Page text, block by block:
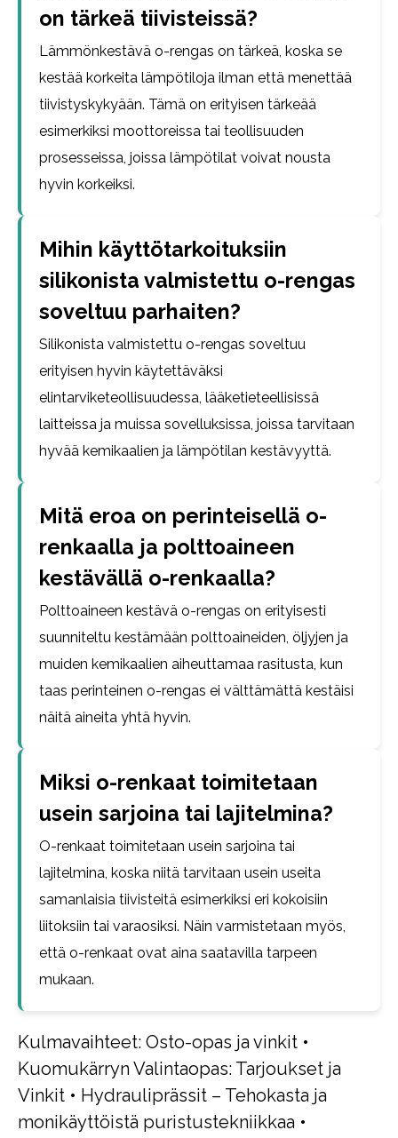
on tärkeä tiivisteissä?
Lämmönkestävä o-rengas on tärkeä, koska se
kestää korkeita lämpötiloja ilman että menettää
tiivistyskykyään. Tämä on erityisen tärkeää
esimerkiksi moottoreissa tai teollisuuden
prosesseissa, joissa lämpötilat voivat nousta
hyvin korkeiksi.
Mihin käyttötarkoituksiin
silikonista valmistettu o-rengas
soveltuu parhaiten?
Silikonista valmistettu o-rengas soveltuu
erityisen hyvin käytettäväksi
elintarviketeollisuudessa, lääketieteellisissä
laitteissa ja muissa sovelluksissa, joissa tarvitaan
hyvää kemikaalien ja lämpötilan kestävyyttä.
Mitä eroa on perinteisellä o-
renkaalla ja polttoaineen
kestävällä o-renkaalla?
Polttoaineen kestävä o-rengas on erityisesti
suunniteltu kestämään polttoaineiden, öljyjen ja
muiden kemikaalien aiheuttamaa rasitusta, kun
taas perinteinen o-rengas ei välttämättä kestäisi
näitä aineita yhtä hyvin.
Miksi o-renkaat toimitetaan
usein sarjoina tai lajitelmina?
O-renkaat toimitetaan usein sarjoina tai
lajitelmina, koska niitä tarvitaan usein useita
samanlaisia tiivisteitä esimerkiksi eri kokoisiin
liitoksiin tai varaosiksi. Näin varmistetaan myös,
että o-renkaat ovat aina saatavilla tarpeen
mukaan.
Kulmavaihteet: Osto-opas ja vinkit •
Kuomukärryn Valintaopas: Tarjoukset ja
Vinkit • Hydrauliprässit – Tehokasta ja
monikäyttöistä puristustekniikkaa •